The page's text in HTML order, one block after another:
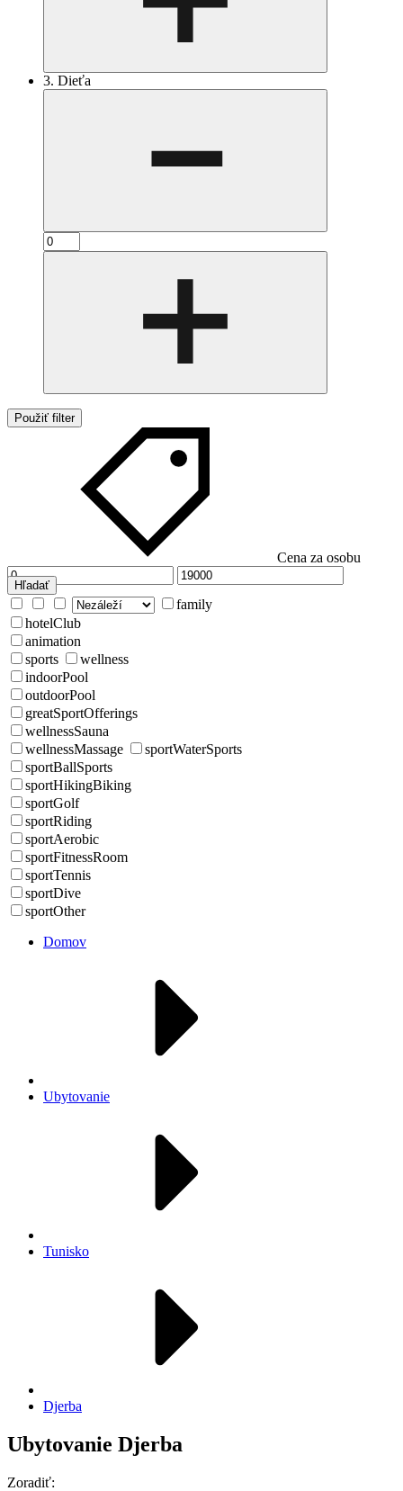
3. Dieťa
Použiť filter
Cena za osobu
Hľadať
family
hotelClub
animation
sports
wellness
indoorPool
outdoorPool
greatSportOfferings
wellnessSauna
wellnessMassage
sportWaterSports
sportBallSports
sportHikingBiking
sportGolf
sportRiding
sportAerobic
sportFitnessRoom
sportTennis
sportDive
sportOther
Domov
Ubytovanie
Tunisko
Djerba
Ubytovanie Djerba
Zoradiť: